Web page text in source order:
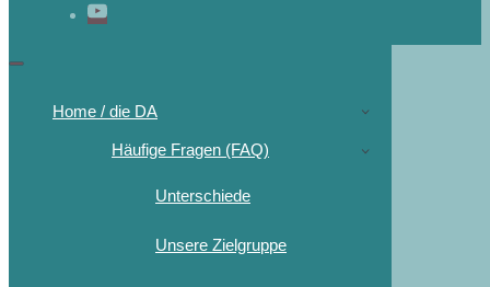
Navigations-
Home / die DA
Häufige Fragen (FAQ)
Unterschiede
Unsere Zielgruppe